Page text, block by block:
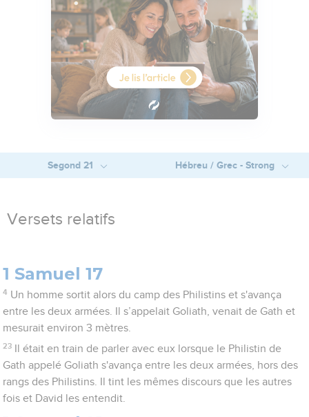
Segond 21 Hébreu / Grec - Strong
Versets relatifs
1 Samuel 17
4 Un homme sortit alors du camp des Philistins et s'avança
entre les deux armées. Il s’appelait Goliath, venait de Gath et
mesurait environ 3 mètres.
23
Il était en train de parler avec eux lorsque le Philistin de
Gath appelé Goliath s'avança entre les deux armées, hors des
rangs des Philistins. Il tint les mêmes discours que les autres
fois et David les entendit.